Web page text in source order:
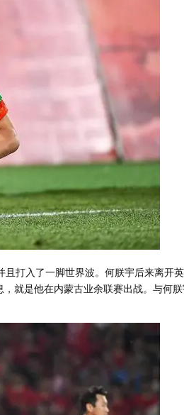
打入了一脚世界波。何朕宇后来离开
就是他在内蒙古业余联赛出战。与何